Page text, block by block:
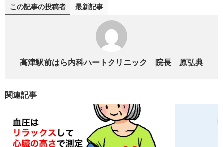
この記事の投稿者 最新記事
高津駅前はら内科ハートクリニック 院長 原弘典
関連記事